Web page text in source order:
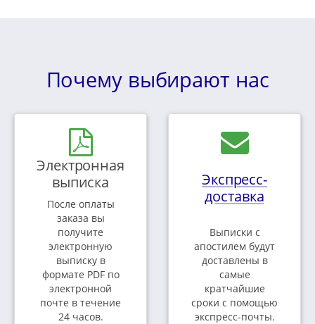
Почему выбирают нас
Электронная
выписка
После оплаты
заказа вы
получите
электронную
выписку в
формате PDF по
электронной
почте в течение
24 часов.
Экспресс-
доставка
Выписки с
апостилем будут
доставлены в
самые
кратчайшие
сроки с помощью
экспресс-почты.